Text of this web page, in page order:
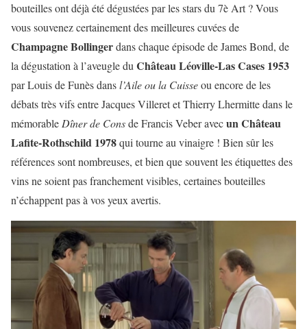
bouteilles ont déjà été dégustées par les stars du 7è Art ? Vous
vous souvenez certainement des meilleures cuvées de
Champagne Bollingerdans chaque épisode de James Bond, de
la dégustation à l’aveugle du Château Léoville-Las Cases 1953
par Louis de Funès dansl’Aile ou la Cuisseou encore de les
débats très vifs entre Jacques Villeret et Thierry Lhermitte dans le
mémorable Dîner de Consde Francis Veber avecun Château
Lafite-Rothschild 1978qui tourne au vinaigre ! Bien sûr les
références sont nombreuses, et bien que souvent les étiquettes des
vins ne soient pas franchement visibles, certaines bouteilles
n’échappent pas à vos yeux avertis.